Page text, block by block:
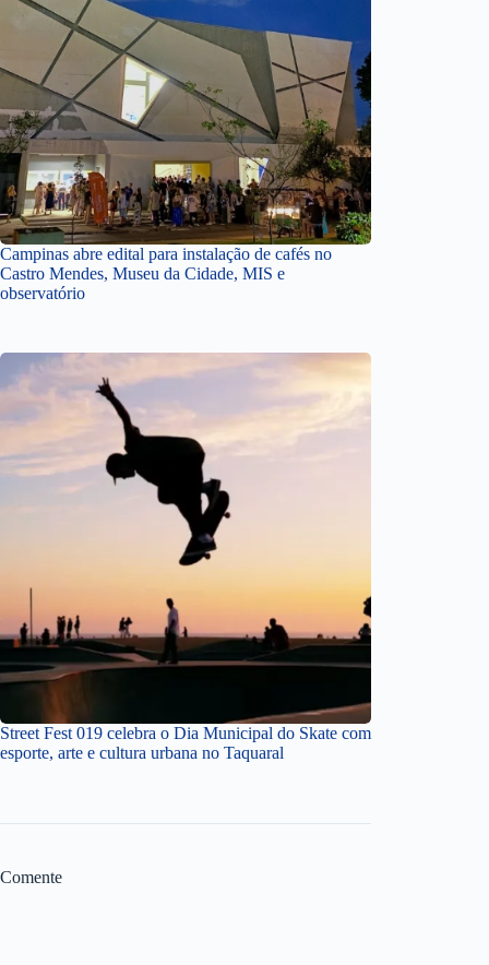
Campinas abre edital para instalação de cafés no
Castro Mendes, Museu da Cidade, MIS e
observatório
Street Fest 019 celebra o Dia Municipal do Skate com
esporte, arte e cultura urbana no Taquaral
Comente